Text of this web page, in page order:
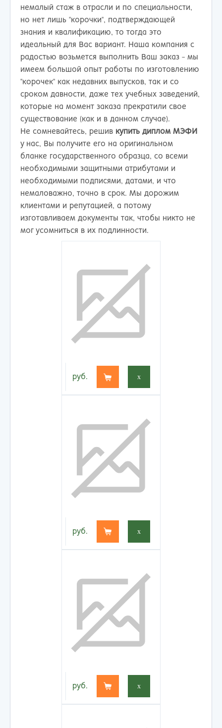
немалый стаж в отрасли и по специальности,
но нет лишь "корочки", подтверждающей
знания и квалификацию, то тогда это
идеальный для Вас вариант. Наша компания с
радостью возьмется выполнить Ваш заказ - мы
имеем большой опыт работы по изготовлению
"корочек" как недавних выпусков, так и со
сроком давности, даже тех учебных заведений,
которые на момент заказа прекратили свое
существование (как и в данном случае).
Не сомневайтесь, решив купить диплом МЭФИ
у нас, Вы получите его на оригинальном
бланке государственного образца, со всеми
необходимыми защитными атрибутами и
необходимыми подписями, датами, и что
немаловажно, точно в срок. Мы дорожим
клиентами и репутацией, а потому
изготавливаем документы так, чтобы никто не
мог усомниться в их подлинности.
руб. x
руб. x
руб. x